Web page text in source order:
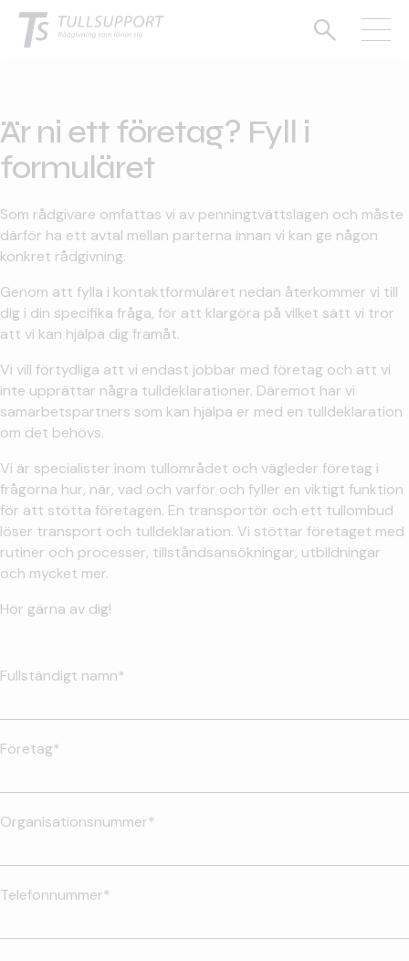
Är ni ett företag? Fyll i
formuläret
Som rådgivare omfattas vi av penningtvättslagen och måste
därför ha ett avtal mellan parterna innan vi kan ge någon
konkret rådgivning.
Genom att fylla i kontaktformuläret nedan återkommer vi till
dig i din specifika fråga, för att klargöra på vilket sätt vi tror
att vi kan hjälpa dig framåt.
Vi vill förtydliga att vi endast jobbar med företag och att vi
inte upprättar några tulldeklarationer. Däremot har vi
samarbetspartners som kan hjälpa er med en tulldeklaration
om det behövs.
Vi är specialister inom tullområdet och vägleder företag i
frågorna hur, när, vad och varför och fyller en viktigt funktion
för att stötta företagen. En transportör och ett tullombud
löser transport och tulldeklaration. Vi stöttar företaget med
rutiner och processer, tillståndsansökningar, utbildningar
och mycket mer.
Hör gärna av dig!
Fullständigt namn*
Företag*
Organisationsnummer*
Telefonnummer*